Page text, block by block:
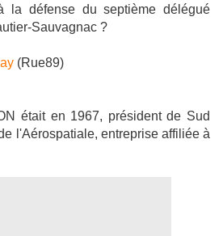
la défense du septième délégué
Sauvagnac ?
(Rue89)
était en 1967, président de Sud
l'Aérospatiale, entreprise affiliée à